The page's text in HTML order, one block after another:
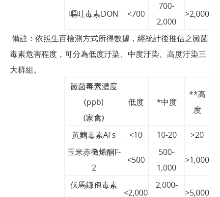
嘔吐毒素DON <700
700-
2,000
>2,000
備註：依照生百檢測方式所得數據，經統計後推估之黴菌
毒素危害程度，可分為低度汙染、中度汙染、高度汙染三
大群組。
黴菌毒素濃度
(ppb)
(家禽)
低度 *中度
**高
度
黃麴毒素AFs <10 10-20
>20
玉米赤黴烯酮F-
2
<500
500-
1,000
>1,000
伏馬鎌孢毒素
<2,000
2,000-
>5,000